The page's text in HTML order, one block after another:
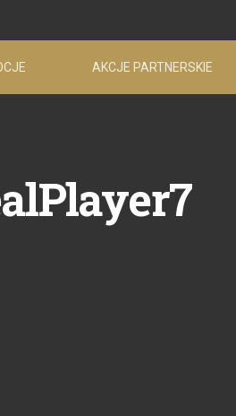
AKCJE PARTNERSKIE